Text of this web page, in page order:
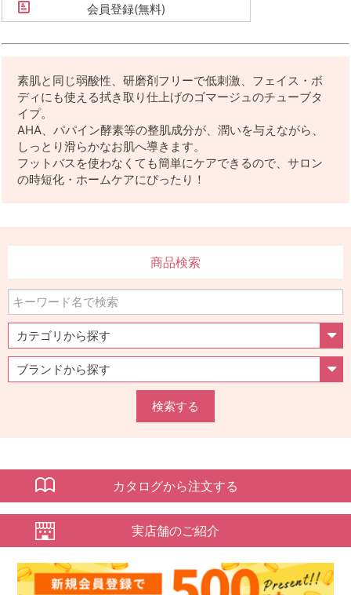
会員登録(無料)
素肌と同じ弱酸性、研磨剤フリーで低刺激、フェイス・ボ
ディにも使える拭き取り仕上げのゴマージュのチューブタ
イプ。
AHA、パパイン酵素等の整肌成分が、潤いを与えながら、
しっとり滑らかなお肌へ導きます。
フットバスを使わなくても簡単にケアできるので、サロン
の時短化・ホームケアにぴったり！
商品検索
検索する
カタログから注文する
実店舗のご紹介